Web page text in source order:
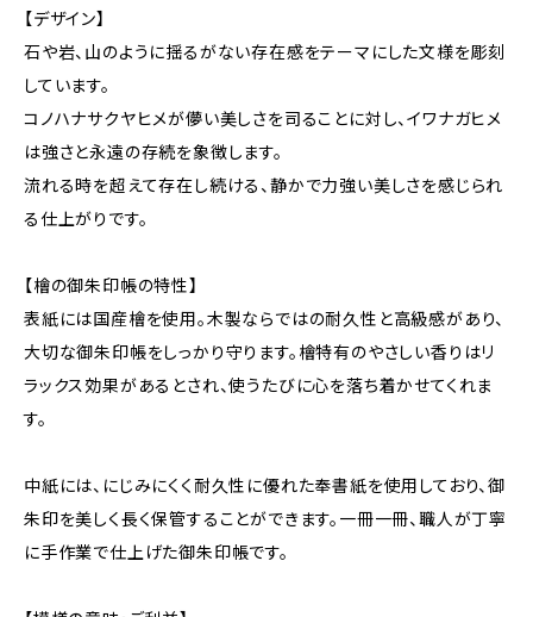
【デザイン】
石や岩、山のように揺るがない存在感をテーマにした文様を彫刻
しています。
コノハナサクヤヒメが儚い美しさを司ることに対し、イワナガヒメ
は強さと永遠の存続を象徴します。
流れる時を超えて存在し続ける、静かで力強い美しさを感じられ
る仕上がりです。
【檜の御朱印帳の特性】
表紙には国産檜を使用。木製ならではの耐久性と高級感があり、
大切な御朱印帳をしっかり守ります。檜特有のやさしい香りはリ
ラックス効果があるとされ、使うたびに心を落ち着かせてくれま
す。
中紙には、にじみにくく耐久性に優れた奉書紙を使用しており、御
朱印を美しく長く保管することができます。一冊一冊、職人が丁寧
に手作業で仕上げた御朱印帳です。